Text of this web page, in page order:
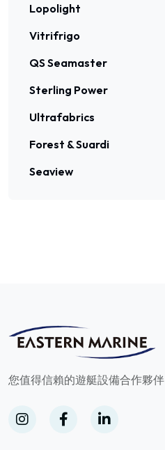
Lopolight
Vitrifrigo
QS Seamaster
Sterling Power
Ultrafabrics
Forest & Suardi
Seaview
您值得信賴的遊艇設備合作夥伴